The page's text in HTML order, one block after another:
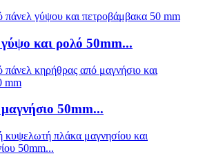
και ρολό 50mm...
50mm...